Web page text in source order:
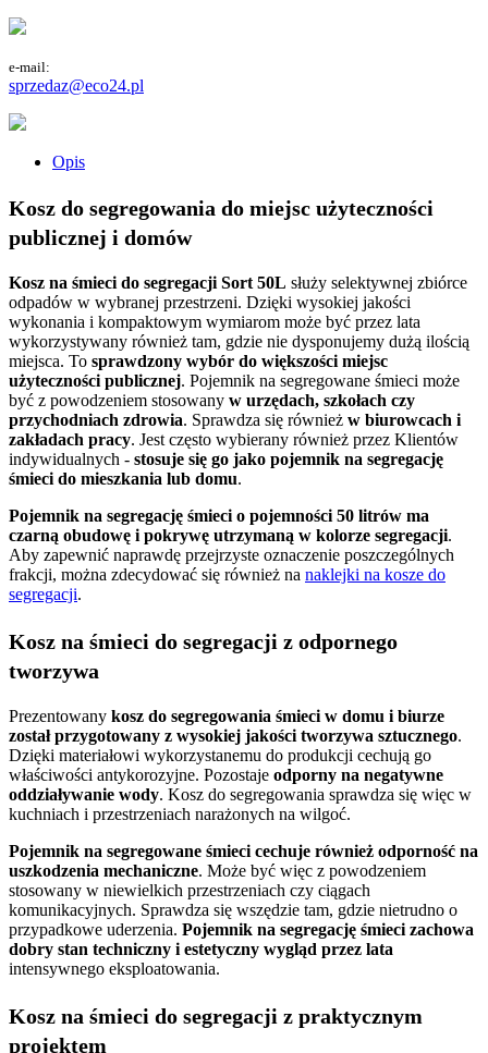
e-mail:
sprzedaz@eco24.pl
Opis
Kosz do segregowania do miejsc użyteczności
publicznej i domów
Kosz na śmieci do segregacji Sort 50L służy selektywnej zbiórce
odpadów w wybranej przestrzeni. Dzięki wysokiej jakości
wykonania i kompaktowym wymiarom może być przez lata
wykorzystywany również tam, gdzie nie dysponujemy dużą ilością
miejsca. To sprawdzony wybór do większości miejsc
użyteczności publicznej. Pojemnik na segregowane śmieci może
być z powodzeniem stosowany w urzędach, szkołach czy
przychodniach zdrowia. Sprawdza się również w biurowcach i
zakładach pracy. Jest często wybierany również przez Klientów
indywidualnych - stosuje się go jako pojemnik na segregację
śmieci do mieszkania lub domu.
Pojemnik na segregację śmieci o pojemności 50 litrów ma
czarną obudowę i pokrywę utrzymaną w kolorze segregacji.
Aby zapewnić naprawdę przejrzyste oznaczenie poszczególnych
frakcji, można zdecydować się również na naklejki na kosze do
segregacji.
Kosz na śmieci do segregacji z odpornego
tworzywa
Prezentowany kosz do segregowania śmieci w domu i biurze
został przygotowany z wysokiej jakości tworzywa sztucznego.
Dzięki materiałowi wykorzystanemu do produkcji cechują go
właściwości antykorozyjne. Pozostaje odporny na negatywne
oddziaływanie wody. Kosz do segregowania sprawdza się więc w
kuchniach i przestrzeniach narażonych na wilgoć.
Pojemnik na segregowane śmieci cechuje również odporność na
uszkodzenia mechaniczne. Może być więc z powodzeniem
stosowany w niewielkich przestrzeniach czy ciągach
komunikacyjnych. Sprawdza się wszędzie tam, gdzie nietrudno o
przypadkowe uderzenia. Pojemnik na segregację śmieci zachowa
dobry stan techniczny i estetyczny wygląd przez lata
intensywnego eksploatowania.
Kosz na śmieci do segregacji z praktycznym
projektem